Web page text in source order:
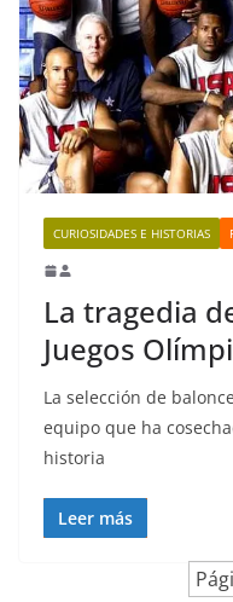
CURIOSIDADES E HISTORIAS
La tragedia
Juegos
La selección de
equipo que ha
historia
Leer más